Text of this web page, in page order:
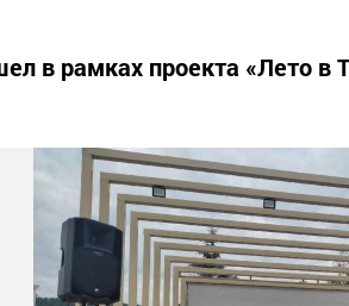
в рамках проекта «Лето в